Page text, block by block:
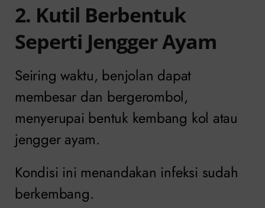
2. Kutil Berbentuk
Seperti Jengger Ayam
Seiring waktu, benjolan dapat
membesar dan bergerombol,
menyerupai bentuk kembang kol atau
jengger ayam.
Kondisi ini menandakan infeksi sudah
berkembang.